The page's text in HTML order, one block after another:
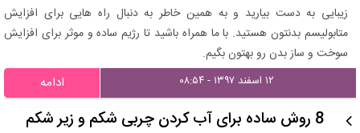
زیبایی به دست بیارید و به همین خاطر به دنبال راه هایی برای افزایش
متابولیسم بدنتون هستید. با ما همراه باشید تا رژیم ساده و موثر برای افزایش
سوخت و ساز بدن رو بهتون بگیم.
۱۲ اسفند ۱۳۹۷ - ۰۸:۵۴ ادامه
8 روش ساده برای آب کردن چربی شکم و زیر شکم